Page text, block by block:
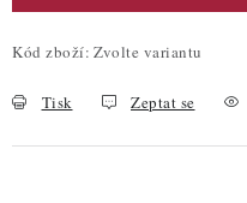
Kód zboží: Zvolte variantu
Tisk Zeptat se